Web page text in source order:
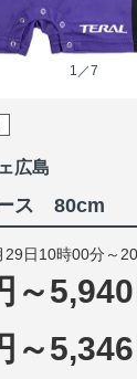
1／7
広島
ス 80cm
29日10時00分～
～5,940
～5,346